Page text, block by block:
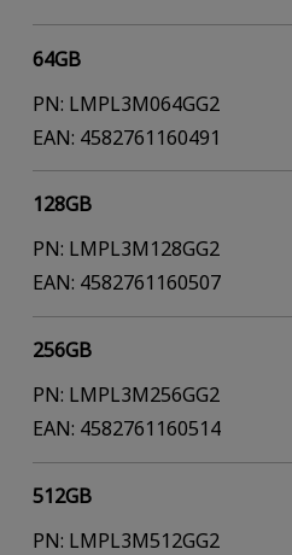
64GB
PN: LMPL3M064GG2
EAN: 4582761160491
128GB
PN: LMPL3M128GG2
EAN: 4582761160507
256GB
PN: LMPL3M256GG2
EAN: 4582761160514
512GB
PN: LMPL3M512GG2